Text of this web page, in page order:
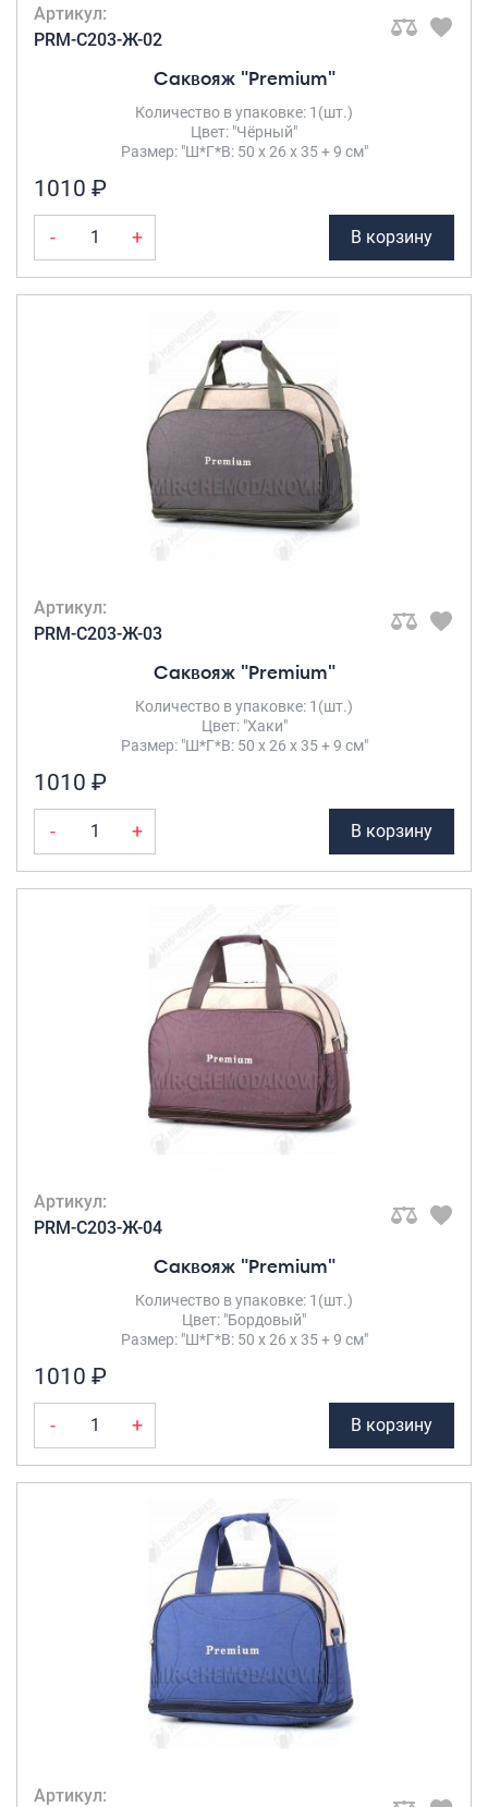
Артикул:
PRM-C203-Ж-02
Саквояж "Premium"
Количество в упаковке: 1(шт.)
Цвет: "Чёрный"
Размер: "Ш*Г*В: 50 х 26 х 35 + 9 см"
1010 ₽
- + В корзину
Артикул:
PRM-C203-Ж-03
Саквояж "Premium"
Количество в упаковке: 1(шт.)
Цвет: "Хаки"
Размер: "Ш*Г*В: 50 х 26 х 35 + 9 см"
1010 ₽
- + В корзину
Артикул:
PRM-C203-Ж-04
Саквояж "Premium"
Количество в упаковке: 1(шт.)
Цвет: "Бордовый"
Размер: "Ш*Г*В: 50 х 26 х 35 + 9 см"
1010 ₽
- + В корзину
Артикул: